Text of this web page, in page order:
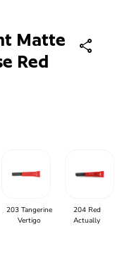
Matte
Red
share
203 Tangerine
Vertigo
204 Red
Actually
voor